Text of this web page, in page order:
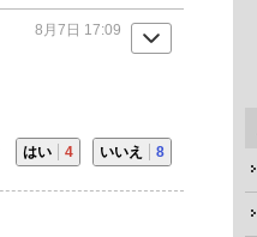
8月7日 17:09
はい 4 いいえ 8